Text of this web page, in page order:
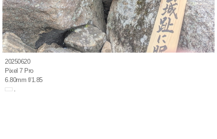
20250620
Pixel 7 Pro
6.80mm f/1.85